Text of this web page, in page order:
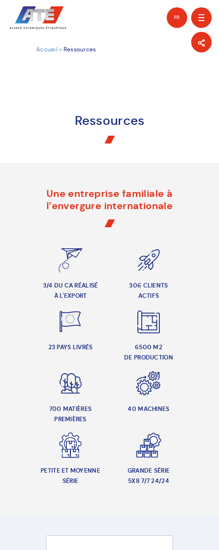
FR
Accueil » Ressources
Ressources
Une entreprise familiale à
l’envergure internationale
3/4 DU CA RÉALISÉ
À L'EXPORT
306 CLIENTS
ACTIFS
23 PAYS LIVRÉS
6500 M2
DE PRODUCTION
700 MATIÈRES
PREMIÈRES
40 MACHINES
PETITE ET MOYENNE
SÉRIE
GRANDE SÉRIE
5X8 7/7 24/24